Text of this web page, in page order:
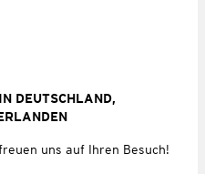
DEUTSCHLAND,
uns auf Ihren Besuch!